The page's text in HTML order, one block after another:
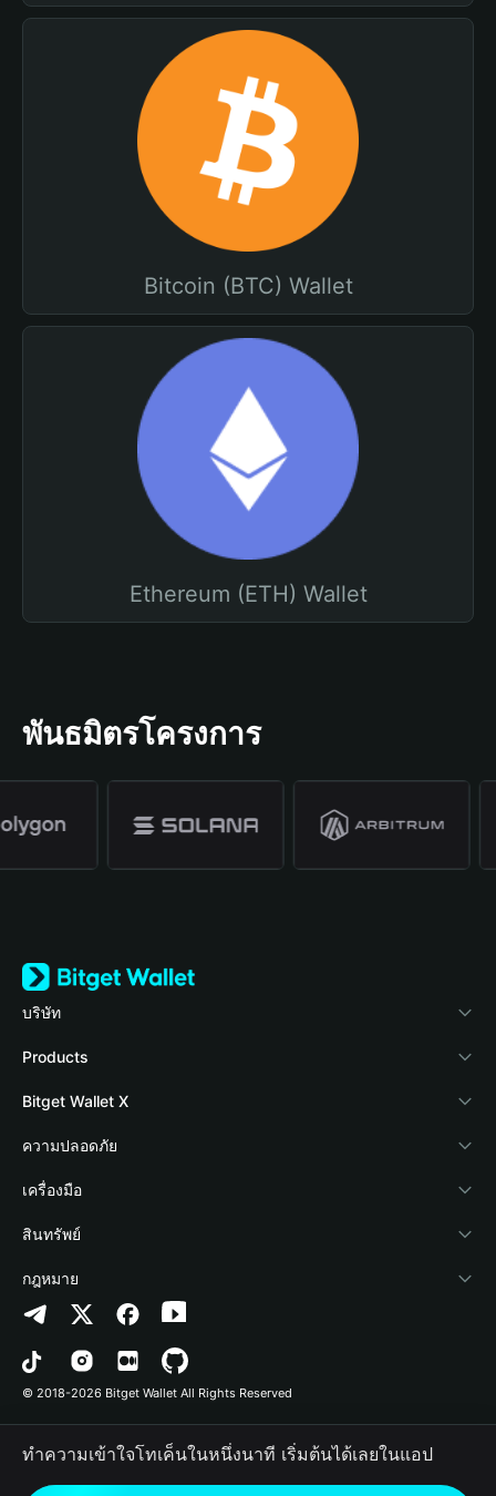
Bitcoin (BTC) Wallet
Ethereum (ETH) Wallet
พันธมิตรโครงการ
บริษัท
เกี่ยวกับ Bitget Wallet
Blog
Academy
ข่าวสารด้านคริปโต
ศูนย์ช่วยเหลือ
ติดต่อเรา
ทรัพยากรข้อมูลของแบรนด์
อาชีพ
Products
Crypto Card
Stablecoin Earn
Payfi Crypto
Crypto Swap API
Altcoin Season Index
Prediction Markets
DApp
RWA
Bitget Wallet X
นักพัฒนา
เชื่อมต่อ Wallet
Bitget Wallet Pay
ลิสต์โปรเจกต์
ความปลอดภัย
Protection Fund
เทคโนโลยีความปลอดภัย
เครื่องมือ
ซื้อคริปโต
การตรวจจับการอนุญาต
การตรวจจับสัญญา
การโอนเป็นชุด
สินทรัพย์
Arbitrum
Avalanche
Bitcoin
Polygon
กฎหมาย
นโยบายความเป็นส่วนตัว
ข้อตกลงในการใช้บริการ
© 2018-2026 Bitget Wallet All Rights Reserved
ทำความเข้าใจโทเค็นในหนึ่งนาที เริ่มต้นได้เลยในแอป